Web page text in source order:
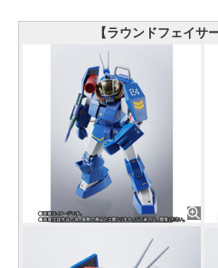
【ラウンドフェイサ